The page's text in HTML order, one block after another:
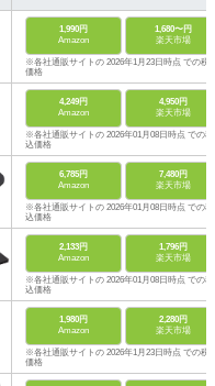
1,990円
Amazon
1,680〜円
楽天市場
※各社通販サイトの 2026年1月23日時点 での税
価格
4,249円
Amazon
4,950円
楽天市場
※各社通販サイトの 2026年01月08日時点 での税
込価格
6,785円
Amazon
7,480円
楽天市場
※各社通販サイトの 2026年01月08日時点 での税
込価格
2,133円
Amazon
1,796円
楽天市場
※各社通販サイトの 2026年01月08日時点 での税
込価格
1,980円
Amazon
2,280円
楽天市場
※各社通販サイトの 2026年1月23日時点 での税
価格